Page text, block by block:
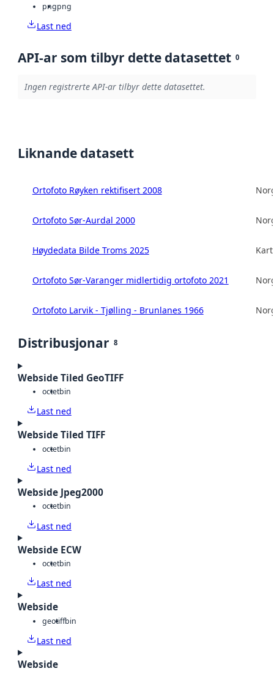
pngpng
Last ned
API-ar som tilbyr dette datasettet 0
Ingen registrerte API-ar tilbyr dette datasettet.
Liknande datasett
Ortofoto Røyken rektifisert 2008
Ortofoto Sør-Aurdal 2000
Høydedata Bilde Troms 2025
Ortofoto Sør-Varanger midlertidig ortofoto 2021
Ortofoto Larvik - Tjølling - Brunlanes 1966
Distribusjonar 8
Webside Tiled GeoTIFF
octetbin
Last ned
Webside Tiled TIFF
octetbin
Last ned
Webside Jpeg2000
octetbin
Last ned
Webside ECW
octetbin
Last ned
Webside
geotiffbin
Last ned
Webside